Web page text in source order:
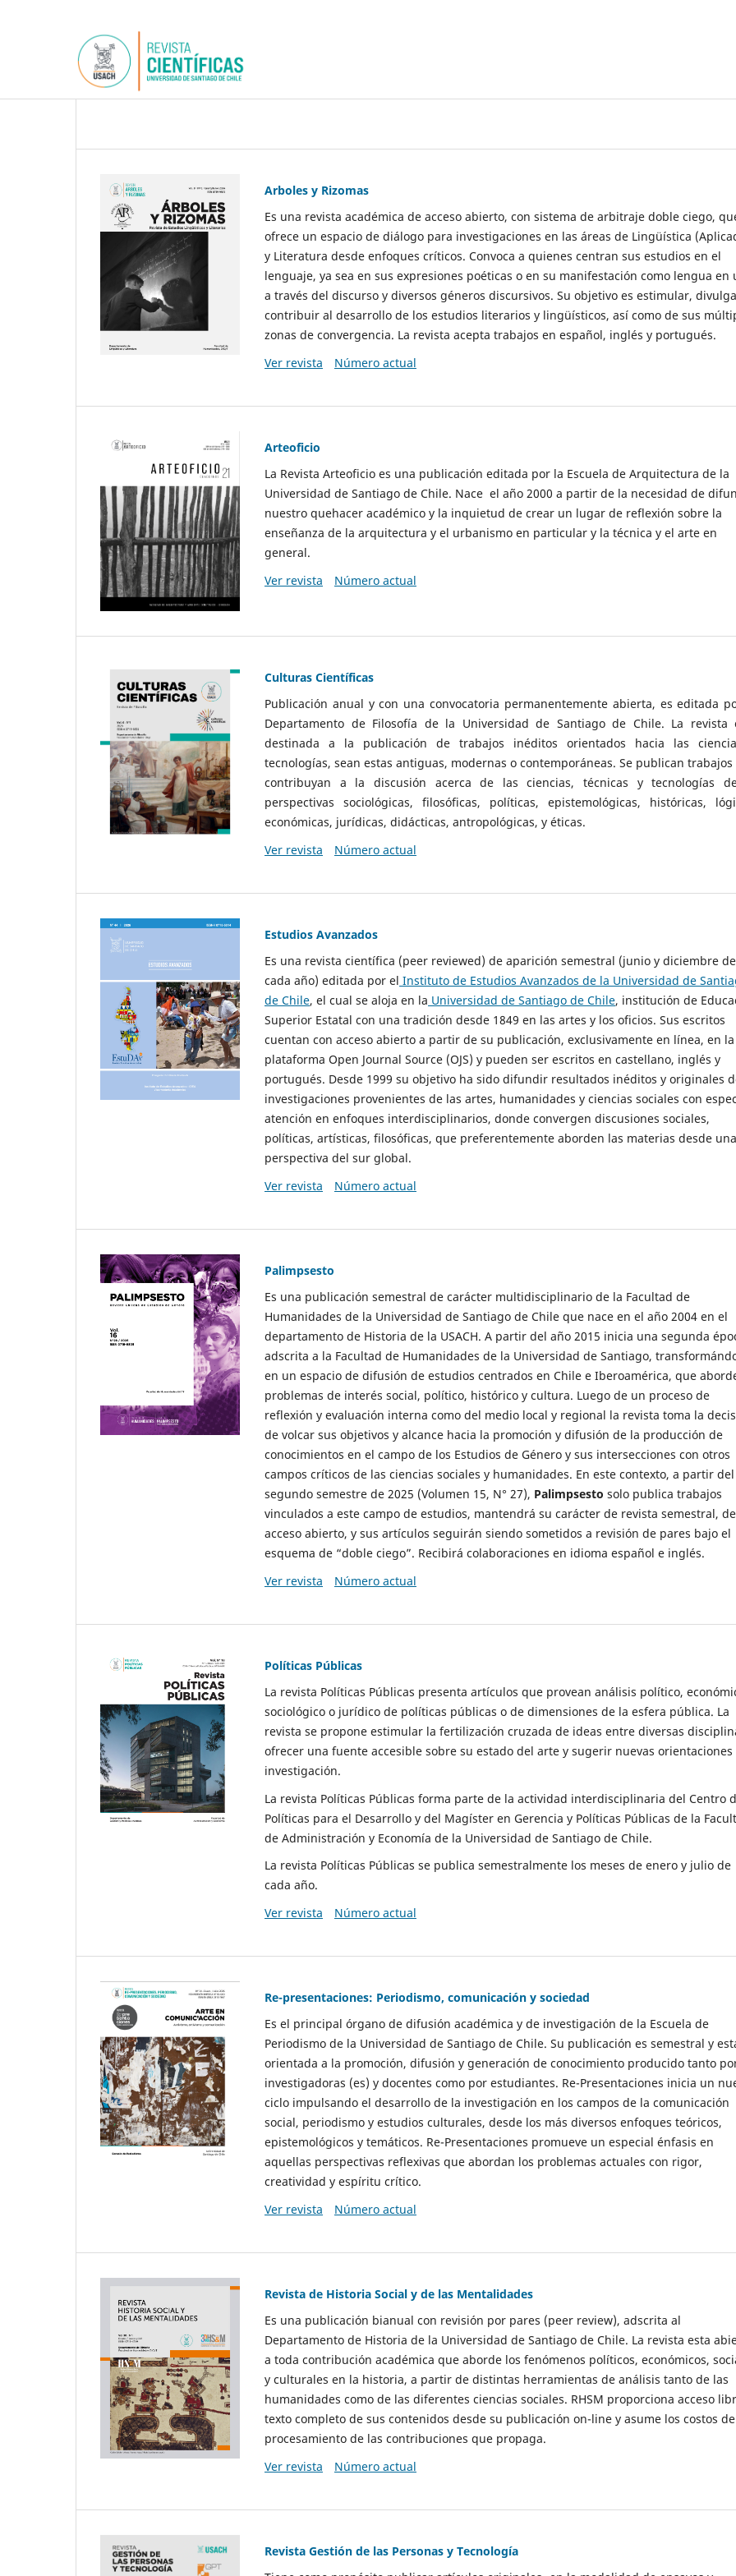
Arboles y Rizomas
Es una revista académica de acceso abierto, con sistema de arbitraje doble ciego,
ofrece un espacio de diálogo para investigaciones en las áreas de Lingüística
y Literatura desde enfoques críticos. Convoca a quienes centran sus estudios en el
lenguaje, ya sea en sus expresiones poéticas o en su manifestación como lengua en
a través del discurso y diversos géneros discursivos. Su objetivo es estimular,
contribuir al desarrollo de los estudios literarios y lingüísticos, así como de sus
zonas de convergencia. La revista acepta trabajos en español, inglés y portugués.
Ver revista
Número actual
Arteoficio
La Revista Arteoficio es una publicación editada por la Escuela de Arquitectura de la
Universidad de Santiago de Chile. Nace el año 2000 a partir de la necesidad de
nuestro quehacer académico y la inquietud de crear un lugar de reflexión sobre la
enseñanza de la arquitectura y el urbanismo en particular y la técnica y el arte en
general.
Ver revista
Número actual
Culturas Científicas
Publicación anual y con una convocatoria permanentemente abierta, es editada
Departamento de Filosofía de la Universidad de Santiago de Chile. La revista
destinada a la publicación de trabajos inéditos orientados hacia las
tecnologías, sean estas antiguas, modernas o contemporáneas. Se publican
contribuyan a la discusión acerca de las ciencias, técnicas y tecnologías
perspectivas sociológicas, filosóficas, políticas, epistemológicas, históricas,
económicas, jurídicas, didácticas, antropológicas, y éticas.
Ver revista
Número actual
Estudios Avanzados
Es una revista científica (peer reviewed) de aparición semestral (junio y diciembre de
cada año) editada por el Instituto de Estudios Avanzados de la Universidad de
de Chile, el cual se aloja en la Universidad de Santiago de Chile, institución de
Superior Estatal con una tradición desde 1849 en las artes y los oficios. Sus escritos
cuentan con acceso abierto a partir de su publicación, exclusivamente en línea, en la
plataforma Open Journal Source (OJS) y pueden ser escritos en castellano, inglés y
portugués. Desde 1999 su objetivo ha sido difundir resultados inéditos y originales
investigaciones provenientes de las artes, humanidades y ciencias sociales con
atención en enfoques interdisciplinarios, donde convergen discusiones sociales,
políticas, artísticas, filosóficas, que preferentemente aborden las materias desde una
perspectiva del sur global.
Ver revista
Número actual
Palimpsesto
Es una publicación semestral de carácter multidisciplinario de la Facultad de
Humanidades de la Universidad de Santiago de Chile que nace en el año 2004 en el
departamento de Historia de la USACH. A partir del año 2015 inicia una segunda
adscrita a la Facultad de Humanidades de la Universidad de Santiago,
en un espacio de difusión de estudios centrados en Chile e Iberoamérica, que
problemas de interés social, político, histórico y cultura. Luego de un proceso de
reflexión y evaluación interna como del medio local y regional la revista toma la
de volcar sus objetivos y alcance hacia la promoción y difusión de la producción de
conocimientos en el campo de los Estudios de Género y sus intersecciones con otros
campos críticos de las ciencias sociales y humanidades. En este contexto, a partir del
segundo semestre de 2025 (Volumen 15, N° 27), Palimpsesto solo publica trabajos
vinculados a este campo de estudios, mantendrá su carácter de revista semestral, de
acceso abierto, y sus artículos seguirán siendo sometidos a revisión de pares bajo el
esquema de “doble ciego”. Recibirá colaboraciones en idioma español e inglés.
Ver revista
Número actual
Políticas Públicas
La revista Políticas Públicas presenta artículos que provean análisis político,
sociológico o jurídico de políticas públicas o de dimensiones de la esfera pública. La
revista se propone estimular la fertilización cruzada de ideas entre diversas
ofrecer una fuente accesible sobre su estado del arte y sugerir nuevas orientaciones
investigación.
La revista Políticas Públicas forma parte de la actividad interdisciplinaria del Centro
Políticas para el Desarrollo y del Magíster en Gerencia y Políticas Públicas de la
de Administración y Economía de la Universidad de Santiago de Chile.
La revista Políticas Públicas se publica semestralmente los meses de enero y julio de
cada año.
Ver revista
Número actual
Re-presentaciones: Periodismo, comunicación y sociedad
Es el principal órgano de difusión académica y de investigación de la Escuela de
Periodismo de la Universidad de Santiago de Chile. Su publicación es semestral y
orientada a la promoción, difusión y generación de conocimiento producido tanto
investigadoras (es) y docentes como por estudiantes. Re-Presentaciones inicia un
ciclo impulsando el desarrollo de la investigación en los campos de la comunicación
social, periodismo y estudios culturales, desde los más diversos enfoques teóricos,
epistemológicos y temáticos. Re-Presentaciones promueve un especial énfasis en
aquellas perspectivas reflexivas que abordan los problemas actuales con rigor,
creatividad y espíritu crítico.
Ver revista
Número actual
Revista de Historia Social y de las Mentalidades
Es una publicación bianual con revisión por pares (peer review), adscrita al
Departamento de Historia de la Universidad de Santiago de Chile. La revista esta
a toda contribución académica que aborde los fenómenos políticos, económicos,
y culturales en la historia, a partir de distintas herramientas de análisis tanto de las
humanidades como de las diferentes ciencias sociales. RHSM proporciona acceso
texto completo de sus contenidos desde su publicación on-line y asume los costos de
procesamiento de las contribuciones que propaga.
Ver revista
Número actual
Revista Gestión de las Personas y Tecnología